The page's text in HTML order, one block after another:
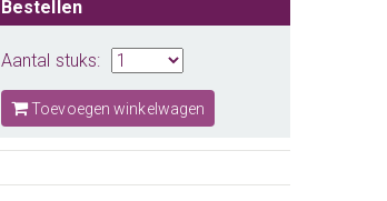
Bestellen
Aantal stuks:
Toevoegen winkelwagen